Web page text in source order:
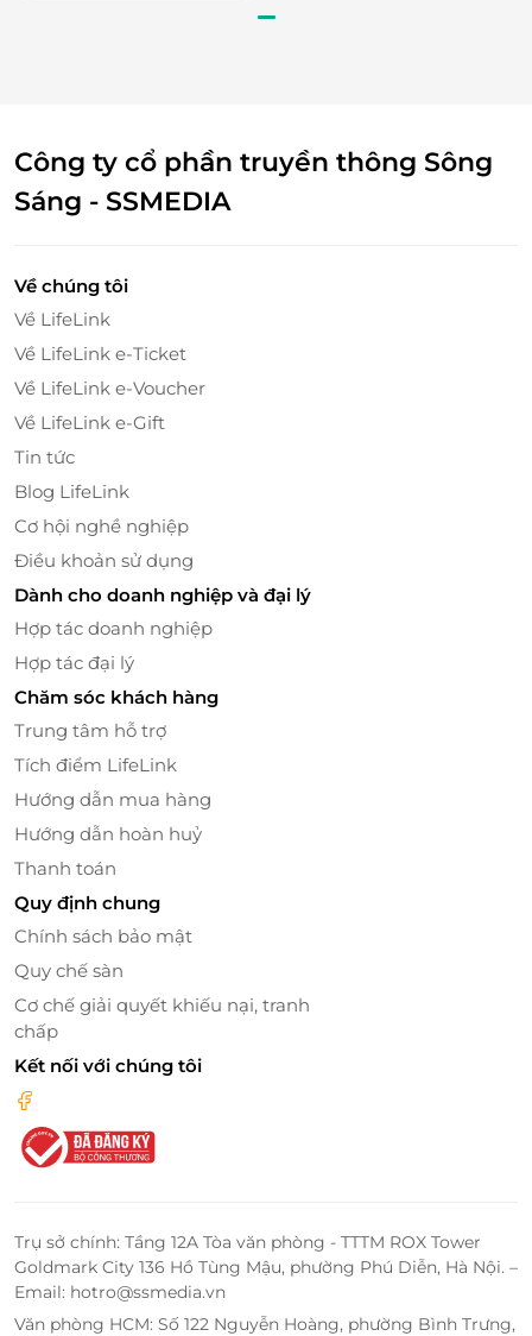
Lotus Spa sở hữu không gian rộng, thoáng đãng,
công nghệ tiên tiến, hiện đại cùng các sản phẩm
Với đội ngũ nhân viên chuyên nghiệp, chu đáo, nhiệt
tình cùng chất lượng dịch vụ đẳng cấp, Lotus Spa sẽ
mang đến sự hài lòng nhất tới mọi khách hàng.
Truy cậpdealtodayđể sở hữu vô vàn deal sức khỏe -
làm đẹp hấp dẫn bạn nhé!
Công ty cổ phần truyền thông Sông
Sáng - SSMEDIA
Về chúng tôi
Về LifeLink
Về LifeLink e-Ticket
Về LifeLink e-Voucher
Về LifeLink e-Gift
Tin tức
Blog LifeLink
Cơ hội nghề nghiệp
Điều khoản sử dụng
Dành cho doanh nghiệp và đại lý
Hợp tác doanh nghiệp
Hợp tác đại lý
Chăm sóc khách hàng
Trung tâm hỗ trợ
Tích điểm LifeLink
Hướng dẫn mua hàng
Hướng dẫn hoàn huỷ
Thanh toán
Quy định chung
Chính sách bảo mật
Quy chế sàn
Cơ chế giải quyết khiếu nại, tranh
chấp
Kết nối với chúng tôi
Trụ sở chính: Tầng 12A Tòa văn phòng - TTTM ROX Tower
Goldmark City 136 Hồ Tùng Mậu, phường Phú Diễn, Hà Nội. –
Email: hotro@ssmedia.vn
Văn phòng HCM: Số 122 Nguyễn Hoàng, phường Bình Trưng,